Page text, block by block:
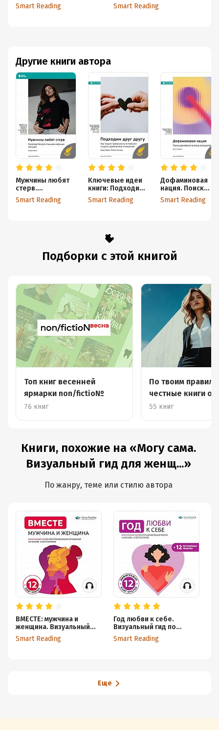
Другие книги автора
Мужчины любят
стерв.
Руководство для
слишком хороших
Smart Reading
Ключевые идеи
книги: Подходим
друг другу. Как
теория
отношения. Амир
Левин, Рейчел
Smart Reading
Дофаминовая
нация. Поиск
равновесия в
эпоху излишеств.
Smart Reading
час определяет ваш
успех. Хэл Элрод
Smart Reading
семей. Стивен Кови.
Саммари
Smart Reading
Подборки с этой книгой
Топ книг весенней
ярмарки non/fictio№
76 книг
По твоим
честные книги о
успехе
55 книг
Книги, похожие на «Могу сама.
Визуальный гид для женщ...»
По жанру, теме или стилю автора
ВМЕСТЕ: мужчина и
женщина. Визуальный
гид по укреплению
ваших отношений
Smart Reading
Год любви к себе.
Визуальный гид по
улучшению вашей жизни
на основе 12
Smart Reading
Еще